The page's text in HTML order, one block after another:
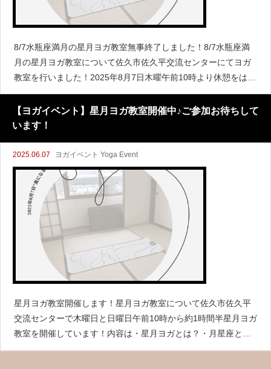
8/7水瓶座満月の星月ヨガ教室無事終了しました！8/7水瓶座満
月の星月ヨガ教室について佐久市佐久平交流センターにてヨガ
教室を行いました！2025年8月7日木曜午前10時より休憩をはさ
みながら約1時間半ほどお部屋は外の公園が見える大きな窓があ
るた
【ヨガイベント】星月ヨガ教室開催中♪ご参加お待ちして
います！
2025.06.07 ヨガイベント Yoga Event
星月ヨガ教室開催します！星月ヨガ教室について佐久市佐久平
交流センターで木曜日と日曜日午前10時から約1時間半星月ヨガ
教室を開催しています！内容は・星月ヨガとは？・月星座と
は？・月星座のメッセージ・月星座と身体のリンク・月星座と